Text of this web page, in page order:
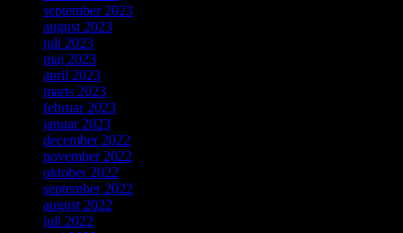
september 2023
august 2023
juli 2023
maj 2023
april 2023
marts 2023
februar 2023
januar 2023
december 2022
november 2022
oktober 2022
september 2022
august 2022
juli 2022